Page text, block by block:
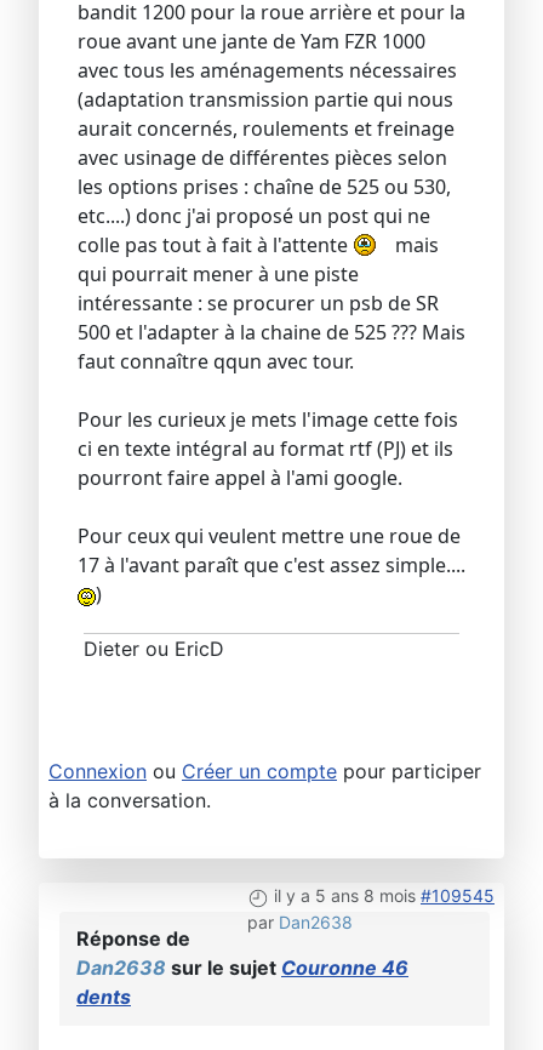
bandit 1200 pour la roue arrière et pour la
roue avant une jante de Yam FZR 1000
avec tous les aménagements nécessaires
(adaptation transmission partie qui nous
aurait concernés, roulements et freinage
avec usinage de différentes pièces selon
les options prises : chaîne de 525 ou 530,
etc....) donc j'ai proposé un post qui ne
colle pas tout à fait à l'attente
mais
qui pourrait mener à une piste
intéressante : se procurer un psb de SR
500 et l'adapter à la chaine de 525 ??? Mais
faut connaître qqun avec tour.
Pour les curieux je mets l'image cette fois
ci en texte intégral au format rtf (PJ) et ils
pourront faire appel à l'ami google.
Pour ceux qui veulent mettre une roue de
17 à l'avant paraît que c'est assez simple....
)
Dieter ou EricD
Connexion ou Créer un compte pour participer
à la conversation.
il y a 5 ans 8 mois #109545
par Dan2638
Réponse de
Dan2638 sur le sujet Couronne 46
dents